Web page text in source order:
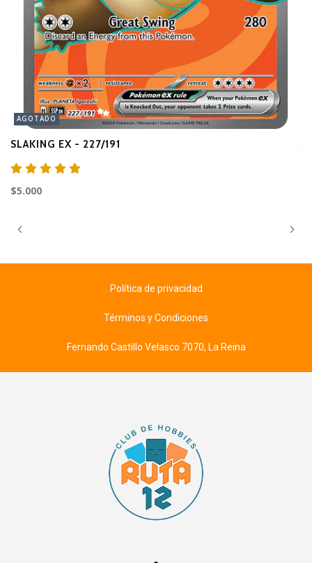
AGOTADO
SLAKING EX - 227/191
$5.000
Política de privacidad
Términos y Condiciones
Fernando Castillo Velasco 7070, La Reina